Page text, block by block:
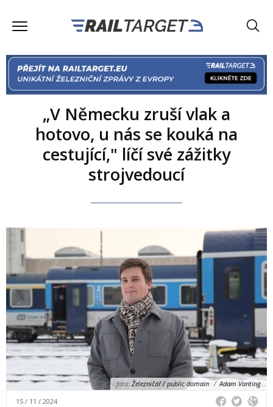
„V Německu zruší vlak a
hotovo, u nás se kouká na
cestující," líčí své zážitky
strojvedoucí
foto: Železničář / public domain / Adam Vanting
15 / 11 / 2024